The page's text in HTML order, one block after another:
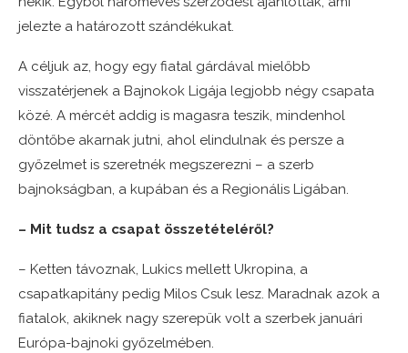
jelezte a határozott szándékukat.
A céljuk az, hogy egy fiatal gárdával mielőbb
visszatérjenek a Bajnokok Ligája legjobb négy csapata
közé. A mércét addig is magasra teszik, mindenhol
döntőbe akarnak jutni, ahol elindulnak és persze a
győzelmet is szeretnék megszerezni – a szerb
bajnokságban, a kupában és a Regionális Ligában.
– Mit tudsz a csapat összetételéről?
– Ketten távoznak, Lukics mellett Ukropina, a
csapatkapitány pedig Milos Csuk lesz. Maradnak azok a
fiatalok, akiknek nagy szerepük volt a szerbek januári
Európa-bajnoki győzelmében.